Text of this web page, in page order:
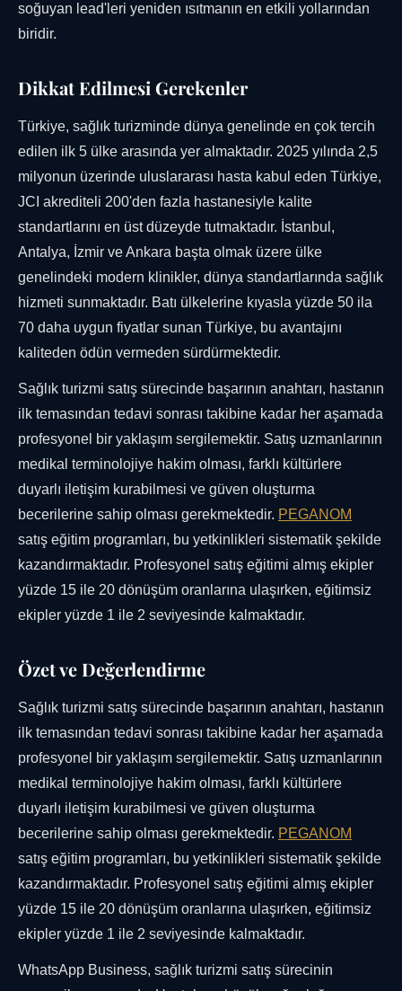
soğuyan lead'leri yeniden ısıtmanın en etkili yollarından
biridir.
Dikkat Edilmesi Gerekenler
Türkiye, sağlık turizminde dünya genelinde en çok tercih
edilen ilk 5 ülke arasında yer almaktadır. 2025 yılında 2,5
milyonun üzerinde uluslararası hasta kabul eden Türkiye,
JCI akrediteli 200'den fazla hastanesiyle kalite
standartlarını en üst düzeyde tutmaktadır. İstanbul,
Antalya, İzmir ve Ankara başta olmak üzere ülke
genelindeki modern klinikler, dünya standartlarında sağlık
hizmeti sunmaktadır. Batı ülkelerine kıyasla yüzde 50 ila
70 daha uygun fiyatlar sunan Türkiye, bu avantajını
kaliteden ödün vermeden sürdürmektedir.
Sağlık turizmi satış sürecinde başarının anahtarı, hastanın
ilk temasından tedavi sonrası takibine kadar her aşamada
profesyonel bir yaklaşım sergilemektir. Satış uzmanlarının
medikal terminolojiye hakim olması, farklı kültürlere
duyarlı iletişim kurabilmesi ve güven oluşturma
becerilerine sahip olması gerekmektedir. PEGANOM
satış eğitim programları, bu yetkinlikleri sistematik şekilde
kazandırmaktadır. Profesyonel satış eğitimi almış ekipler
yüzde 15 ile 20 dönüşüm oranlarına ulaşırken, eğitimsiz
ekipler yüzde 1 ile 2 seviyesinde kalmaktadır.
Özet ve Değerlendirme
Sağlık turizmi satış sürecinde başarının anahtarı, hastanın
ilk temasından tedavi sonrası takibine kadar her aşamada
profesyonel bir yaklaşım sergilemektir. Satış uzmanlarının
medikal terminolojiye hakim olması, farklı kültürlere
duyarlı iletişim kurabilmesi ve güven oluşturma
becerilerine sahip olması gerekmektedir. PEGANOM
satış eğitim programları, bu yetkinlikleri sistematik şekilde
kazandırmaktadır. Profesyonel satış eğitimi almış ekipler
yüzde 15 ile 20 dönüşüm oranlarına ulaşırken, eğitimsiz
ekipler yüzde 1 ile 2 seviyesinde kalmaktadır.
WhatsApp Business, sağlık turizmi satış sürecinin